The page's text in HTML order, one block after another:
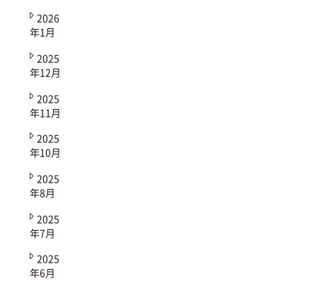
2026
年1月
2025
年12月
2025
年11月
2025
年10月
2025
年8月
2025
年7月
2025
年6月